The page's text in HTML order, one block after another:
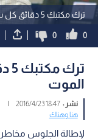
ترك مكتبك 5 دقائق كل ساعة ينقذك من الموت
0
0
الموت
نشر :18:47 2016/4/23
|
هنا وهناك
لإطالة الجلوس